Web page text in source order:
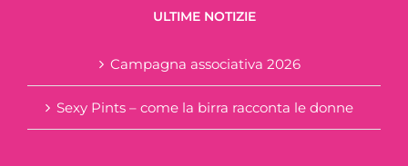
ULTIME NOTIZIE
Campagna associativa 2026
Sexy Pints – come la birra racconta le donne